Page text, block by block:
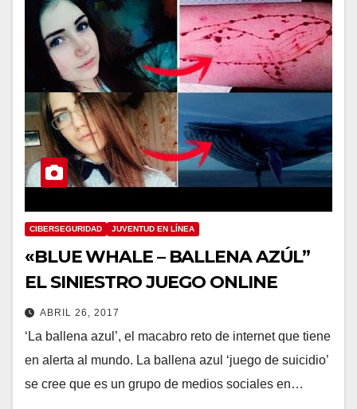
CIBERSEGURIDAD JUVENTUD EN LÍNEA
«BLUE WHALE – BALLENA AZÚL”
EL SINIESTRO JUEGO ONLINE
ABRIL 26, 2017
‘La ballena azul’, el macabro reto de internet que tiene
en alerta al mundo. La ballena azul ‘juego de suicidio’
se cree que es un grupo de medios sociales en…